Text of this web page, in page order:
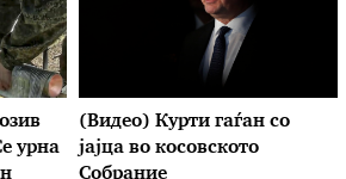
урна
(Видео) Курти гаѓан со
јајца во косовското
Собрание